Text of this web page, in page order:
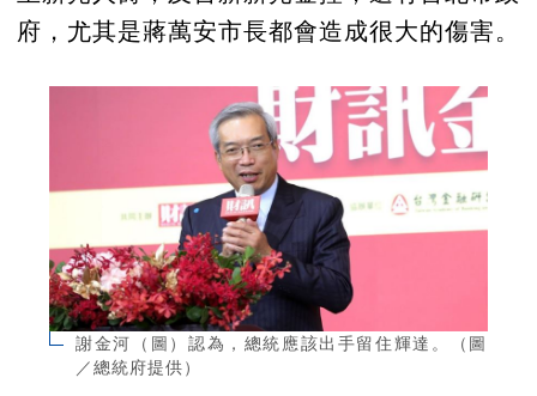
府，尤其是蔣萬安市長都會造成很大的傷害。
謝金河（圖）認為，總統應該出手留住輝達。（圖
／總統府提供）